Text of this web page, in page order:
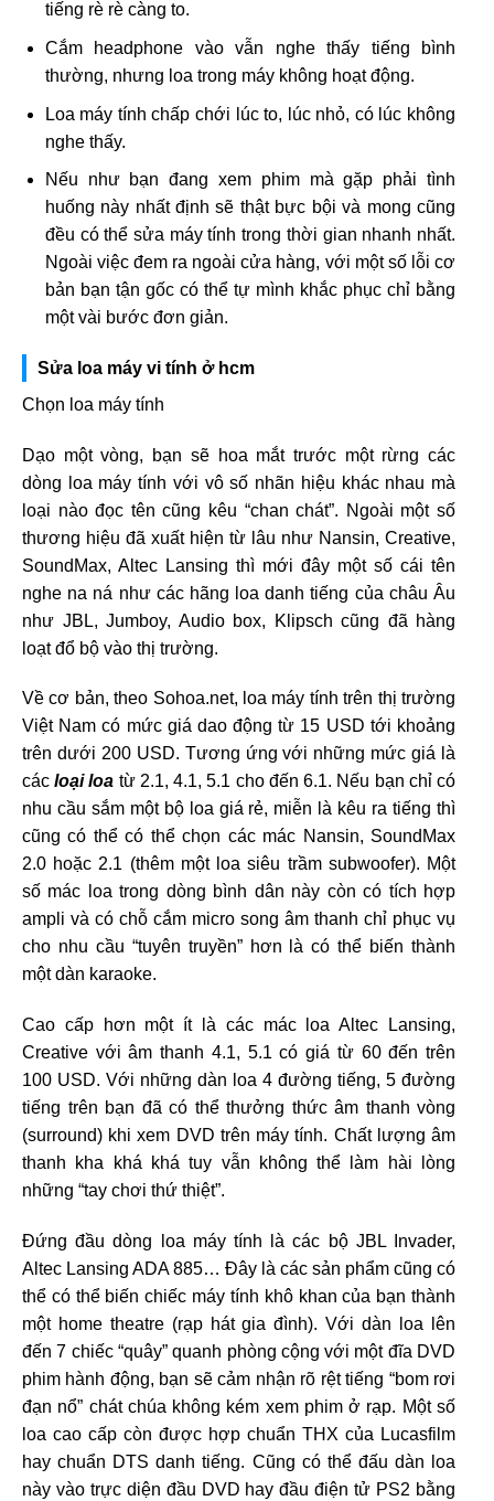
tiếng rè rè càng to.
Cắm headphone vào vẫn nghe thấy tiếng bình
thường, nhưng loa trong máy không hoạt động.
Loa máy tính chấp chới lúc to, lúc nhỏ, có lúc không
nghe thấy.
Nếu như bạn đang xem phim mà gặp phải tình
huống này nhất định sẽ thật bực bội và mong cũng
đều có thể sửa máy tính trong thời gian nhanh nhất.
Ngoài việc đem ra ngoài cửa hàng, với một số lỗi cơ
bản bạn tận gốc có thể tự mình khắc phục chỉ bằng
một vài bước đơn giản.
Sửa loa máy vi tính ở hcm
Chọn loa máy tính
Dạo một vòng, bạn sẽ hoa mắt trước một rừng các
dòng loa máy tính với vô số nhãn hiệu khác nhau mà
loại nào đọc tên cũng kêu “chan chát”. Ngoài một số
thương hiệu đã xuất hiện từ lâu như Nansin, Creative,
SoundMax, Altec Lansing thì mới đây một số cái tên
nghe na ná như các hãng loa danh tiếng của châu Âu
như JBL, Jumboy, Audio box, Klipsch cũng đã hàng
loạt đổ bộ vào thị trường.
Về cơ bản, theo Sohoa.net, loa máy tính trên thị trường
Việt Nam có mức giá dao động từ 15 USD tới khoảng
trên dưới 200 USD. Tương ứng với những mức giá là
cácloại loa từ 2.1, 4.1, 5.1 cho đến 6.1. Nếu bạn chỉ có
nhu cầu sắm một bộ loa giá rẻ, miễn là kêu ra tiếng thì
cũng có thể có thể chọn các mác Nansin, SoundMax
2.0 hoặc 2.1 (thêm một loa siêu trầm subwoofer). Một
số mác loa trong dòng bình dân này còn có tích hợp
ampli và có chỗ cắm micro song âm thanh chỉ phục vụ
cho nhu cầu “tuyên truyền” hơn là có thể biến thành
một dàn karaoke.
Cao cấp hơn một ít là các mác loa Altec Lansing,
Creative với âm thanh 4.1, 5.1 có giá từ 60 đến trên
100 USD. Với những dàn loa 4 đường tiếng, 5 đường
tiếng trên bạn đã có thể thưởng thức âm thanh vòng
(surround) khi xem DVD trên máy tính. Chất lượng âm
thanh kha khá khá tuy vẫn không thể làm hài lòng
những “tay chơi thứ thiệt”.
Đứng đầu dòng loa máy tính là các bộ JBL Invader,
Altec Lansing ADA 885… Đây là các sản phẩm cũng có
thể có thể biến chiếc máy tính khô khan của bạn thành
một home theatre (rạp hát gia đình). Với dàn loa lên
đến 7 chiếc “quây” quanh phòng cộng với một đĩa DVD
phim hành động, bạn sẽ cảm nhận rõ rệt tiếng “bom rơi
đạn nổ” chát chúa không kém xem phim ở rạp. Một số
loa cao cấp còn được hợp chuẩn THX của Lucasfilm
hay chuẩn DTS danh tiếng. Cũng có thể đấu dàn loa
này vào trực diện đầu DVD hay đầu điện tử PS2 bằng